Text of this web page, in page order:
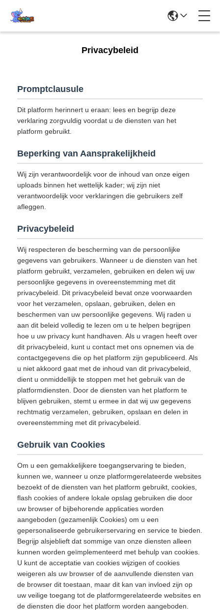
Privacybeleid
Promptclausule
Dit platform herinnert u eraan: lees en begrijp deze
verklaring zorgvuldig voordat u de diensten van het
platform gebruikt.
Beperking van Aansprakelijkheid
Wij zijn verantwoordelijk voor de inhoud van onze eigen
uploads binnen het wettelijk kader; wij zijn niet
verantwoordelijk voor verklaringen die gebruikers zelf
afleggen.
Privacybeleid
Wij respecteren de bescherming van de persoonlijke
gegevens van gebruikers. Wanneer u de diensten van het
platform gebruikt, verzamelen, gebruiken en delen wij uw
persoonlijke gegevens in overeenstemming met dit
privacybeleid. Dit privacybeleid bevat onze voorwaarden
voor het verzamelen, opslaan, gebruiken, delen en
beschermen van uw persoonlijke gegevens. Wij raden u
aan dit beleid volledig te lezen om u te helpen begrijpen
hoe u uw privacy kunt handhaven. Als u vragen heeft over
dit privacybeleid, kunt u contact met ons opnemen via de
contactgegevens die op het platform zijn gepubliceerd. Als
u niet akkoord gaat met de inhoud van dit privacybeleid,
dient u onmiddellijk te stoppen met het gebruik van de
platformdiensten. Door de diensten van het platform te
blijven gebruiken, stemt u ermee in dat wij uw gegevens
rechtmatig verzamelen, gebruiken, opslaan en delen in
overeenstemming met dit privacybeleid.
Gebruik van Cookies
Om u een gemakkelijkere toegangservaring te bieden,
kunnen we, wanneer u onze platformgerelateerde websites
bezoekt of de diensten van het platform gebruikt, cookies,
flash cookies of andere lokale opslag gebruiken die door
uw browser of bijbehorende applicaties worden
aangeboden (gezamenlijk Cookies) om u een
gepersonaliseerde gebruikerservaring en service te bieden.
Begrijp alsjeblieft dat sommige van onze diensten alleen
kunnen worden geïmplementeerd met behulp van cookies.
U kunt de acceptatie van cookies wijzigen of cookies
weigeren als uw browser of de aanvullende diensten van
de browser dit toestaan, maar dit kan van invloed zijn op
uw veilige toegang tot de platformgerelateerde websites en
de diensten die door het platform worden aangeboden.